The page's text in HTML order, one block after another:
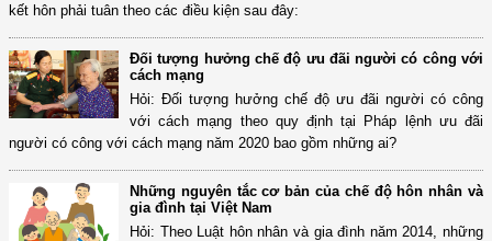
kết hôn phải tuân theo các điều kiện sau đây:
Đối tượng hưởng chế độ ưu đãi người có công với
cách mạng
Hỏi: Đối tượng hưởng chế độ ưu đãi người có công
với cách mạng theo quy định tại Pháp lệnh ưu đãi
người có công với cách mạng năm 2020 bao gồm những ai?
Những nguyên tắc cơ bản của chế độ hôn nhân và
gia đình tại Việt Nam
Hỏi: Theo Luật hôn nhân và gia đình năm 2014, những